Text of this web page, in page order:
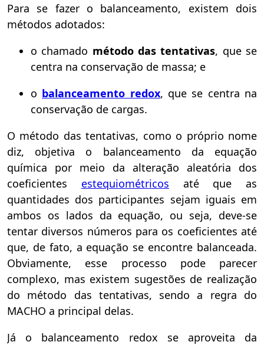
Para se fazer o balanceamento, existem dois
métodos adotados:
o chamado método das tentativas, que se
centra na conservação de massa; e
o balanceamento redox, que se centra na
conservação de cargas.
O método das tentativas, como o próprio nome
diz, objetiva o balanceamento da equação
química por meio da alteração aleatória dos
coeficientes estequiométricos até que as
quantidades dos participantes sejam iguais em
ambos os lados da equação, ou seja, deve-se
tentar diversos números para os coeficientes até
que, de fato, a equação se encontre balanceada.
Obviamente, esse processo pode parecer
complexo, mas existem sugestões de realização
do método das tentativas, sendo a regra do
MACHO a principal delas.
Já o balanceamento redox se aproveita da